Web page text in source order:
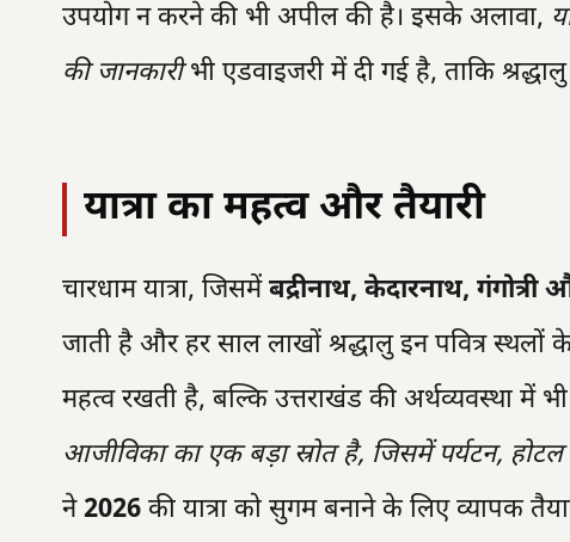
उपयोग न करने की भी अपील की है। इसके अलावा,
की जानकारीभी एडवाइजरी में दी गई है, ताकि
यात्रा का महत्व और तैयारी
चारधाम यात्रा, जिसमेंबद्रीनाथ, केदारनाथ, गंगोत्री
जाती है और हर साल लाखों श्रद्धालु इन पवित्र
महत्व रखती है, बल्कि उत्तराखंड की अर्थव्यवस्था में भी
आजीविका का एक बड़ा स्रोत है, जिसमें पर्यटन,
ने2026 की यात्रा को सुगम बनाने के लिए व्यापक